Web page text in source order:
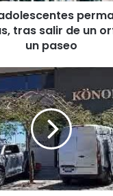
tras salir de un
un paseo